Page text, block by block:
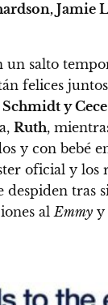
Jamie
un salto
felices
Schmidt y Cece
Ruth,
y con bebé
oficial y los
despiden tras
alEmmy y